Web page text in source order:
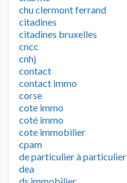
chu clermont ferrand
citadines
citadines bruxelles
cncc
cnhj
contact
contact immo
corse
cote immo
coté immo
cote immobilier
cpam
de particulier à particulier
dea